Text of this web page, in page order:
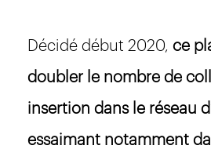
Décidé début 2020, ce
doubler le nombre de
insertion dans le réseau
essaimant notamment